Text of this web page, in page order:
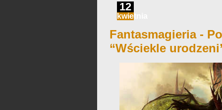
12
kwietnia
Fantasmagieria -
“Wściekle